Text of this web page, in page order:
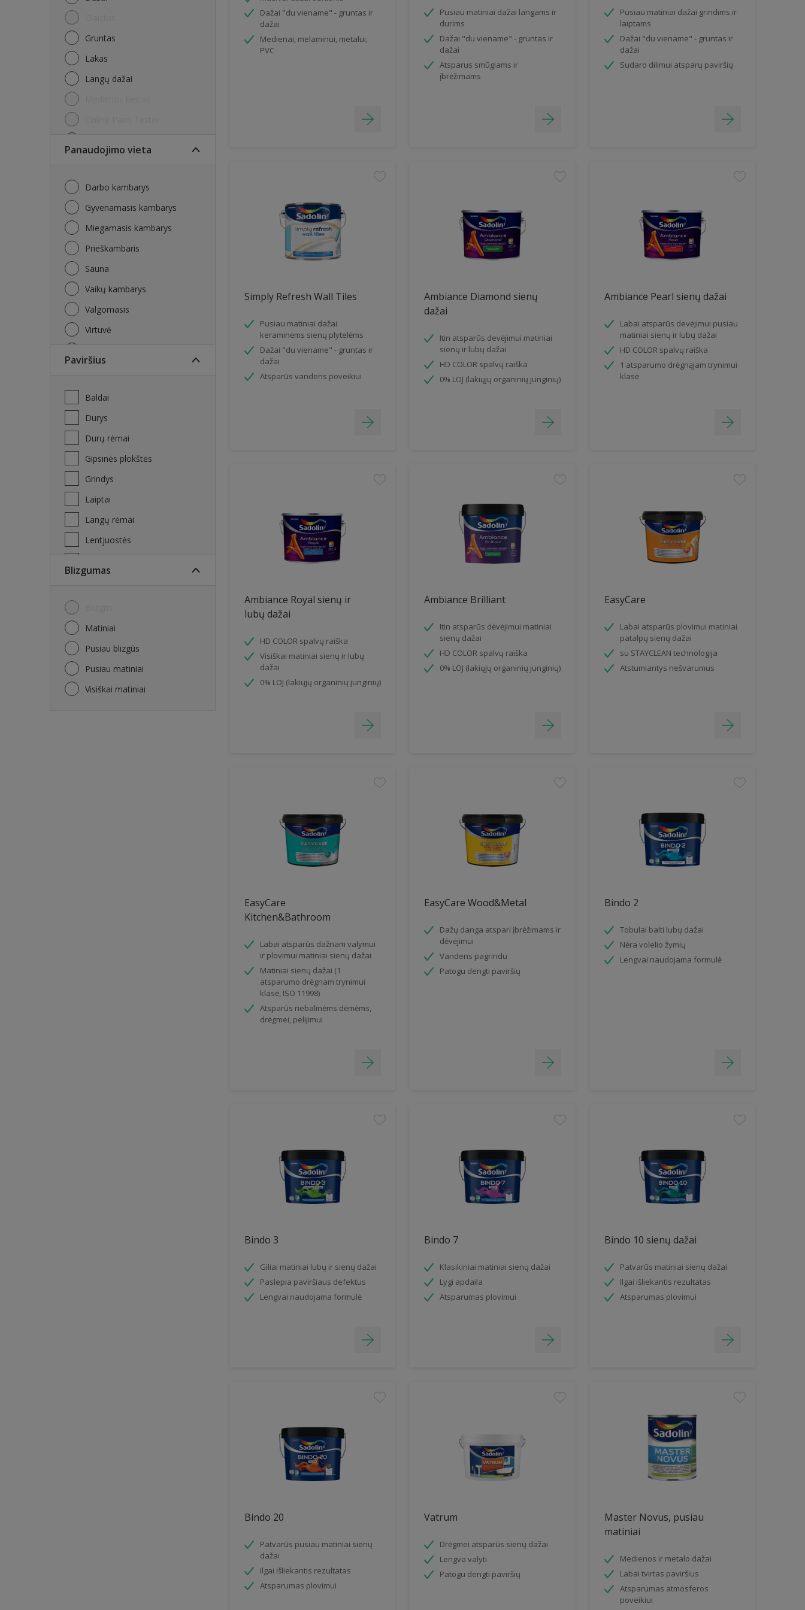
Gruntas
Lakas
Langų dažai
Panaudojimo vieta
Darbo kambarys
Gyvenamasis kambarys
Miegamasis kambarys
Prieškambaris
Sauna
Vaikų kambarys
Valgomasis
Virtuvė
Paviršius
Baldai
Durys
Durų rėmai
Gipsinės plokštės
Grindys
Laiptai
Langų rėmai
Lentjuostės
Blizgumas
Matiniai
Pusiau blizgūs
Pusiau matiniai
Visiškai matiniai
Dažai "du viename" - gruntas ir
dažai
Medienai, melaminui, metalui,
PVC
Pusiau matiniai dažai langams ir
durims
Dažai "du viename" - gruntas ir
dažai
Atsparus smūgiams ir
įbrėžimams
Pusiau matiniai dažai grindims ir
laiptams
Dažai "du viename" - gruntas ir
dažai
Sudaro dilimui atsparų paviršių
Simply Refresh Wall Tiles
Pusiau matiniai dažai
keraminėms sienų plytelėms
Dažai "du viename" - gruntas ir
dažai
Atsparūs vandens poveikiui
Ambiance Diamond sienų
dažai
Itin atsparūs devėjimui matiniai
sienų ir lubų dažai
HD COLOR spalvų raiška
0% LOJ (lakiųjų organinių junginių)
Ambiance Pearl sienų dažai
Labai atsparūs devėjimui pusiau
matiniai sienų ir lubų dažai
HD COLOR spalvų raiška
1 atsparumo drėgnąjam trynimui
klasė
Ambiance Royal sienų ir
lubų dažai
HD COLOR spalvų raiška
Visiškai matiniai sienų ir lubų
dažai
0% LOJ (lakiųjų organinių junginių)
Ambiance Brilliant
Itin atsparūs dėvėjimui matiniai
sienų dažai
HD COLOR spalvų raiška
0% LOJ (lakiųjų organinių junginių)
EasyCare
Labai atsparūs plovimui matiniai
patalpų sienų dažai
su STAYCLEAN technologija
Atstumiantys nešvarumus
EasyCare
Kitchen&Bathroom
Labai atsparūs dažnam valymui
ir plovimui matiniai sienų dažai
Matiniai sienų dažai (1
atsparumo drėgnam trynimui
klasė, ISO 11998)
Atsparūs riebalinėms dėmėms,
drėgmei, pelijimui
EasyCare Wood&Metal
Dažų danga atspari įbrėžimams ir
dėvėjimui
Vandens pagrindu
Patogu dengti paviršių
Bindo 2
Tobulai balti lubų dažai
Nėra volelio žymių
Lengvai naudojama formulė
Bindo 3
Giliai matiniai lubų ir sienų dažai
Paslepia paviršiaus defektus
Lengvai naudojama formulė
Bindo 7
Klasikiniai matiniai sienų dažai
Lygi apdaila
Atsparumas plovimui
Bindo 10 sienų dažai
Patvarūs matiniai sienų dažai
Ilgai išliekantis rezultatas
Atsparumas plovimui
Bindo 20
Patvarūs pusiau matiniai sienų
dažai
Ilgai išliekantis rezultatas
Atsparumas plovimui
Vatrum
Drėgmei atsparūs sienų dažai
Lengva valyti
Patogu dengti paviršių
Master Novus, pusiau
matiniai
Medienos ir metalo dažai
Labai tvirtas paviršius
Atsparumas atmosferos
poveikiui